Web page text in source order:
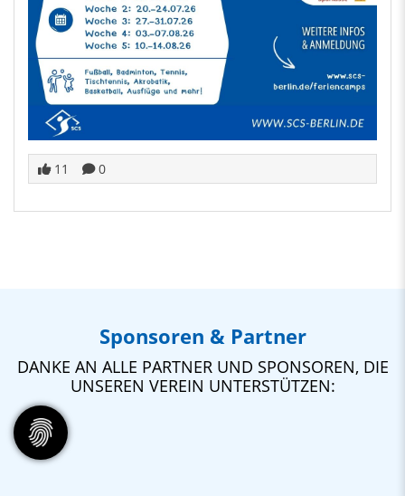
11 0
Sponsoren & Partner
DANKE AN ALLE PARTNER UND SPONSOREN, DIE
UNSEREN VEREIN UNTERSTÜTZEN: